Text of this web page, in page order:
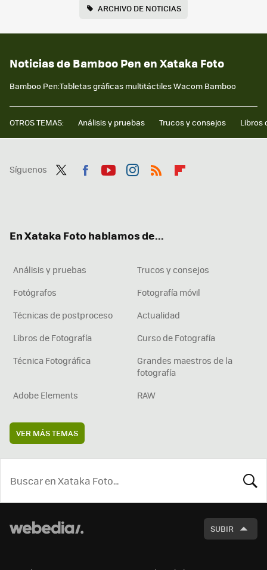
ARCHIVO DE NOTICIAS
Noticias de Bamboo Pen en Xataka Foto
Bamboo Pen:Tabletas gráficas multitáctiles Wacom Bamboo
OTROS TEMAS: Análisis y pruebas Trucos y consejos Libros
Síguenos
En Xataka Foto hablamos de...
Análisis y pruebas
Trucos y consejos
Fotógrafos
Fotografía móvil
Técnicas de postproceso
Actualidad
Libros de Fotografía
Curso de Fotografía
Técnica Fotográfica
Grandes maestros de la
fotografía
Adobe Elements
RAW
VER MÁS TEMAS
SUBIR